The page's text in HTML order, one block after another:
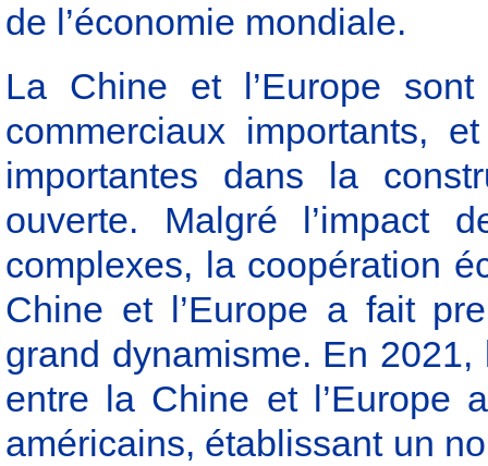
de l’économie mondiale.
La Chine et l’Europe
commerciaux importants,
importantes dans la
ouverte. Malgré l’impact
complexes, la coopération
Chine et l’Europe a fait
grand dynamisme. En
entre la Chine et l’Europe
américains, établissant un